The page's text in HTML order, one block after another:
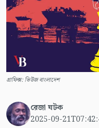
গ্রাফিক্স: ভিউজ বাংলাদেশ
রেজা ঘটক
2025-09-